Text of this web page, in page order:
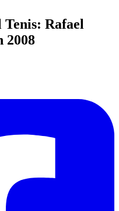
Tenis: Rafael
2008